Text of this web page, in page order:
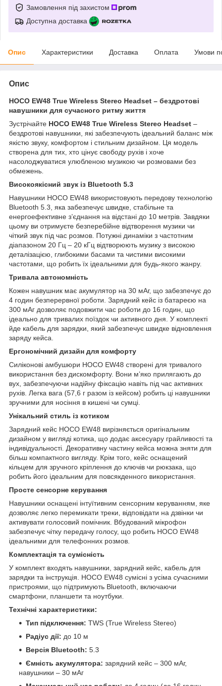
Замовлення під захистом
Доступна доставка
Опис Характеристики Доставка Оплата Умови
Опис
HOCO EW48 True Wireless Stereo Headset – бездротові
навушники для сучасного ритму життя
Зустрічайте HOCO EW48 True Wireless Stereo Headset –
бездротові навушники, які забезпечують ідеальний баланс між
якістю звуку, комфортом і стильним дизайном. Ця модель
створена для тих, хто цінує свободу рухів і хоче
насолоджуватися улюбленою музикою чи розмовами без
обмежень.
Високоякісний звук із Bluetooth 5.3
Навушники HOCO EW48 використовують передову технологію
Bluetooth 5.3, яка забезпечує швидке, стабільне та
енергоефективне з’єднання на відстані до 10 метрів. Завдяки
цьому ви отримуєте безперебійне відтворення музики чи
чіткий звук під час розмов. Потужні динаміки з частотним
діапазоном 20 Гц – 20 кГц відтворюють музику з високою
деталізацією, глибокими басами та чистими високими
частотами, що робить їх ідеальними для будь-якого жанру.
Тривала автономність
Кожен навушник має акумулятор на 30 мАг, що забезпечує до
4 годин безперервної роботи. Зарядний кейс із батареєю на
300 мАг дозволяє подовжити час роботи до 16 годин, що
ідеально для тривалих поїздок чи активного дня. У комплекті
йде кабель для зарядки, який забезпечує швидке відновлення
заряду кейса.
Ергономічний дизайн для комфорту
Силіконові амбушюри HOCO EW48 створені для тривалого
використання без дискомфорту. Вони м’яко прилягають до
вух, забезпечуючи надійну фіксацію навіть під час активних
рухів. Легка вага (57,6 г разом із кейсом) робить ці навушники
зручними для носіння в кишені чи сумці.
Унікальний стиль із котиком
Зарядний кейс HOCO EW48 вирізняється оригінальним
дизайном у вигляді котика, що додає аксесуару грайливості та
індивідуальності. Декоративну частину кейса можна зняти для
більш компактного вигляду. Крім того, кейс оснащений
кільцем для зручного кріплення до ключів чи рюкзака, що
робить його ідеальним для повсякденного використання.
Просте сенсорне керування
Навушники оснащені інтуїтивним сенсорним керуванням, яке
дозволяє легко перемикати треки, відповідати на дзвінки чи
активувати голосовий помічник. Вбудований мікрофон
забезпечує чітку передачу голосу, що робить HOCO EW48
ідеальними для телефонних розмов.
Комплектація та сумісність
У комплект входять навушники, зарядний кейс, кабель для
зарядки та інструкція. HOCO EW48 сумісні з усіма сучасними
пристроями, що підтримують Bluetooth, включаючи
смартфони, планшети та ноутбуки.
Технічні характеристики:
Тип підключення: TWS (True Wireless Stereo)
Радіус дії: до 10 м
Версія Bluetooth: 5.3
Ємність акумулятора: зарядний кейс – 300 мАг,
навушники – 30 мАг